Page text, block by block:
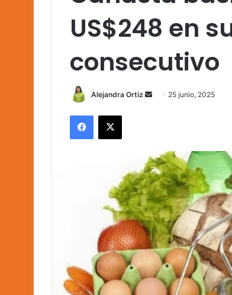
US$248 en
consecutivo
Alejandra Ortiz
Send 25 junio, 2025
Facebook
X